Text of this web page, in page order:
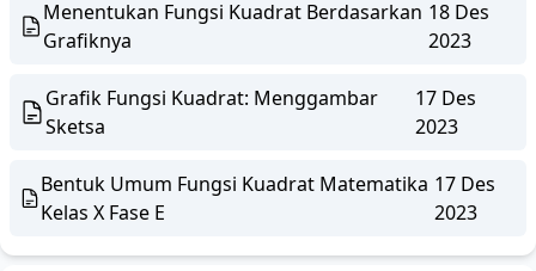
Menentukan Fungsi Kuadrat Berdasarkan
Grafiknya
18 Des
2023
Grafik Fungsi Kuadrat: Menggambar
Sketsa
17 Des
2023
Bentuk Umum Fungsi Kuadrat Matematika
Kelas X Fase E
17 Des
2023